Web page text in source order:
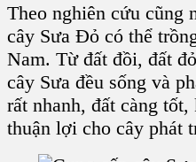
Theo nghiên cứu cũng
cây Sưa Đỏ có thể
Nam. Từ đất đồi, đất
cây Sưa đều sống và
rất nhanh, đất càng
thuận lợi cho cây phát